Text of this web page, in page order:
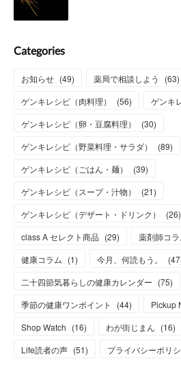
Categories
お知らせ (49) 薬局で相談しよう (63)
ゲンキレシピ（肉料理）
(56) ゲンキ
ゲンキレシピ（卵・豆腐料理）
(30)
ゲンキレシピ（野菜料理・サラダ）
(89)
ゲンキレシピ（ごはん・麺）
(39)
ゲンキレシピ（スープ・汁物）
(21)
ゲンキレシピ（デザート・ドリンク）
(26)
class A セレクト商品 (29) 薬剤師コラ
健康コラム (1) 今月、何読もう。 (47
二十四節気暮らしの健康カレンダー (75)
季節の健康ワンポイント
(44) Pickup
Shop Watch (16) わが街じまん (16)
Life読者の声 (51) プライバシーポリ